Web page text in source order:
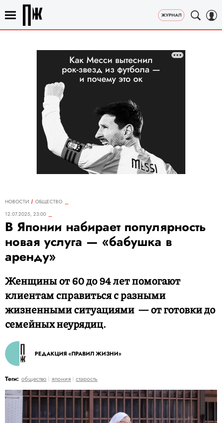
НОВОСТИ
ОБЩЕСТВО
12.07.2025, 23:00
В Японии набирает популярность
новая услуга — «бабушка в
аренду»
Женщины от 60 до 94 лет помогают
клиентам справиться с разными
жизненными ситуациями — от готовки до
семейных неурядиц.
РЕДАКЦИЯ «ПРАВИЛ ЖИЗНИ»
Теги: общество япония старость